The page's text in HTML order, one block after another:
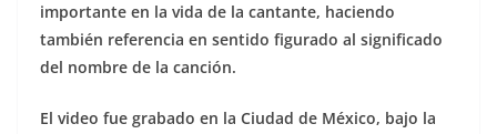
importante en la vida de la cantante, haciendo
también referencia en sentido figurado al significado
del nombre de la canción.
El video fue grabado en la Ciudad de México, bajo la